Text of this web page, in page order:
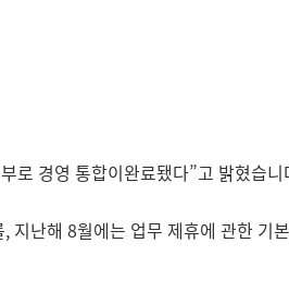
로 경영 통합이완료됐다”고 밝혔습니
난해 8월에는 업무 제휴에 관한 기